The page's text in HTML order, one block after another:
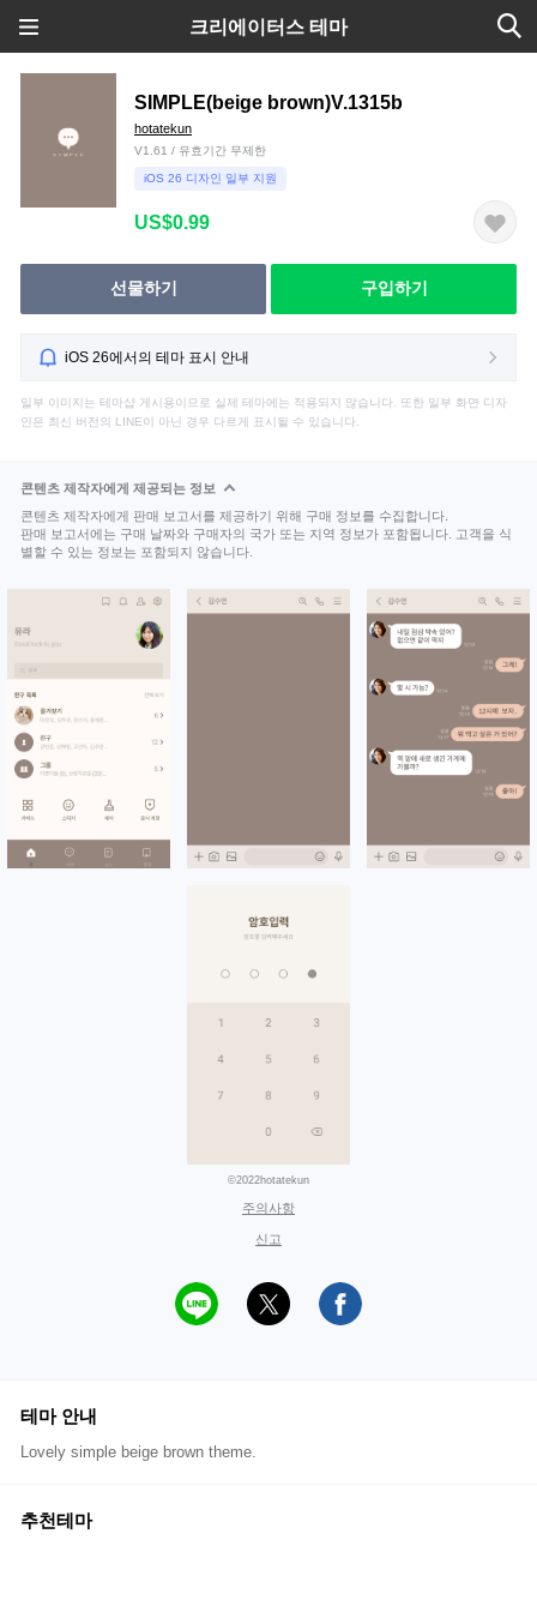
크리에이터스 테마
SIMPLE(beige brown)V.1315b
hotatekun
V1.61 / 유효기간 무제한
iOS 26 디자인 일부 지원
US$0.99
선물하기 구입하기
iOS 26에서의 테마 표시 안내
일부 이미지는 테마샵 게시용이므로 실제 테마에는 적용되지 않습니다. 또한 일부 화면 디자
인은 최신 버전의 LINE이 아닌 경우 다르게 표시될 수 있습니다.
콘텐츠 제작자에게 제공되는 정보
콘텐츠 제작자에게 판매 보고서를 제공하기 위해 구매 정보를 수집합니다.
판매 보고서에는 구매 날짜와 구매자의 국가 또는 지역 정보가 포함됩니다. 고객을 식
별할 수 있는 정보는 포함되지 않습니다.
©2022hotatekun
주의사항
신고
테마 안내
Lovely simple beige brown theme.
추천테마